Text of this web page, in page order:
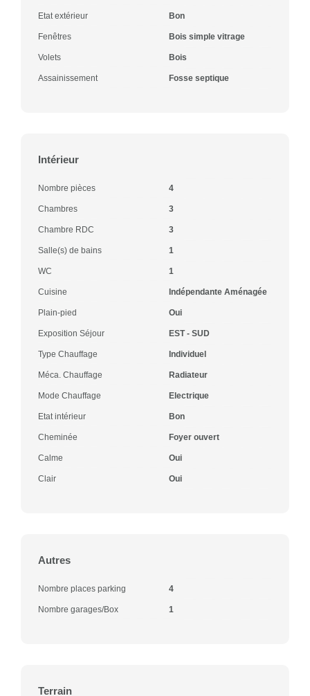
Etat extérieur Bon
Fenêtres Bois simple vitrage
Volets Bois
Assainissement Fosse septique
Intérieur
Nombre pièces 4
Chambres 3
Chambre RDC 3
Salle(s) de bains 1
WC 1
Cuisine Indépendante Aménagée
Plain-pied Oui
Exposition Séjour EST - SUD
Type Chauffage Individuel
Méca. Chauffage Radiateur
Mode Chauffage Electrique
Etat intérieur Bon
Cheminée Foyer ouvert
Calme Oui
Clair Oui
Autres
Nombre places parking 4
Nombre garages/Box 1
Terrain